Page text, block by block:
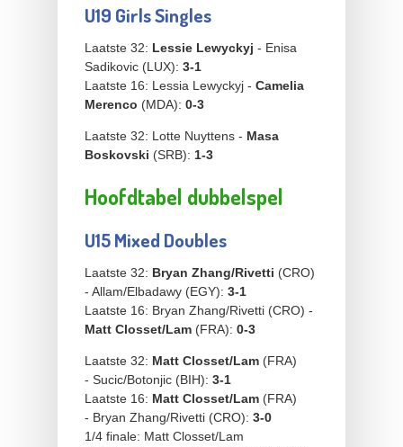
U19 Girls Singles
Laatste 32: Lessie Lewyckyj - Enisa
Sadikovic (LUX): 3-1
Laatste 16: Lessia Lewyckyj - Camelia
Merenco (MDA): 0-3
Laatste 32: Lotte Nuyttens - Masa
Boskovski (SRB): 1-3
Hoofdtabel dubbelspel
U15 Mixed Doubles
Laatste 32: Bryan Zhang/Rivetti (CRO)
- Allam/Elbadawy (EGY): 3-1
Laatste 16: Bryan Zhang/Rivetti (CRO) -
Matt Closset/Lam (FRA): 0-3
Laatste 32: Matt Closset/Lam (FRA)
- Sucic/Botonjic (BIH): 3-1
Laatste 16: Matt Closset/Lam (FRA)
- Bryan Zhang/Rivetti (CRO): 3-0
1/4 finale: Matt Closset/Lam